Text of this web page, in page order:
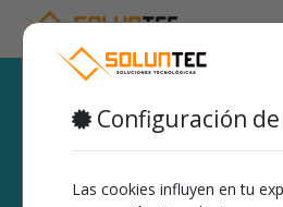
Configuración
Las cookies influyen en tu
nuestros productos